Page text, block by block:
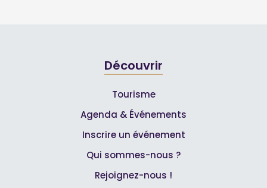
Découvrir
Tourisme
Agenda & Événements
Inscrire un événement
Qui sommes-nous ?
Rejoignez-nous !